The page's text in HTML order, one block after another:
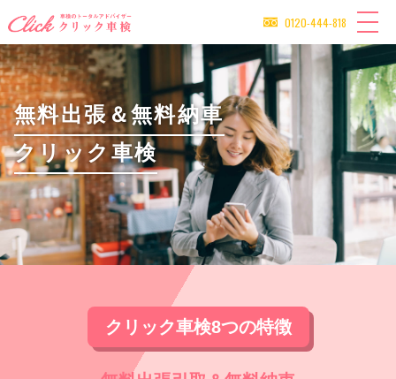
0120-444-818
車検切れ対応なら
クリック車検
無料出張＆無料納車
クリック車検
無料代車＆無料洗車
クリック車検
クリック車検8つの特徴